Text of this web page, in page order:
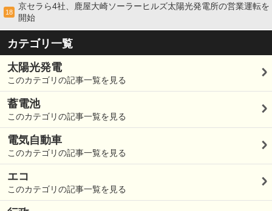
18
京セラら4社、鹿屋大崎ソーラーヒルズ太陽光発電所の営業運転を
開始
カテゴリ一覧
太陽光発電
このカテゴリの記事一覧を見る
蓄電池
このカテゴリの記事一覧を見る
電気自動車
このカテゴリの記事一覧を見る
エコ
このカテゴリの記事一覧を見る